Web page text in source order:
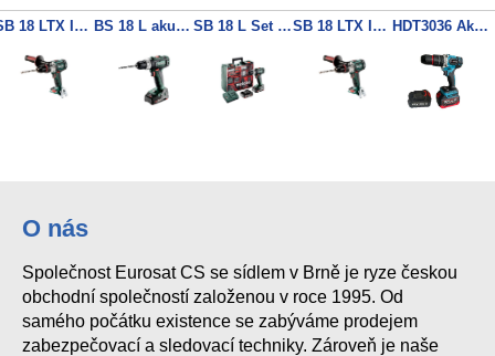
SB 18 LTX Impuls Akumulátorová příklepová vrtačka BS 18 L akumulátorový vrtací šroubovák 2x 18V/2Ah + nabíječka SB 18 L Set Akumulátorová příklepová vrtačka 2x 18V/2Ah + nabíječka SB 18 LTX Impuls Akumulátorová příklepová vrtačka HDT3036 Aku vrtačka, BL motor, 2x 3Ah 18V akku, nabíječka, kufr
O nás
Společnost Eurosat CS se sídlem v Brně je ryze českou
obchodní společností založenou v roce 1995. Od
samého počátku existence se zabýváme prodejem
zabezpečovací a sledovací techniky. Zároveň je naše